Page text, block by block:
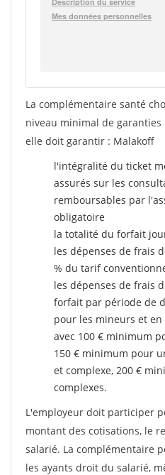
La complémentaire santé
niveau minimal de
elle doit garantir : Malakoff
l'intégralité du ticket
assurés sur les
remboursables par
obligatoire
la totalité du forfait
les dépenses de frais
% du tarif
les dépenses de frais
forfait par période de
pour les mineurs et
avec 100 € minimum
150 € minimum pour
et complexe, 200 €
complexes.
L'employeur doit participer
montant des cotisations, le
salarié. La complémentaire
les ayants droit du salarié,